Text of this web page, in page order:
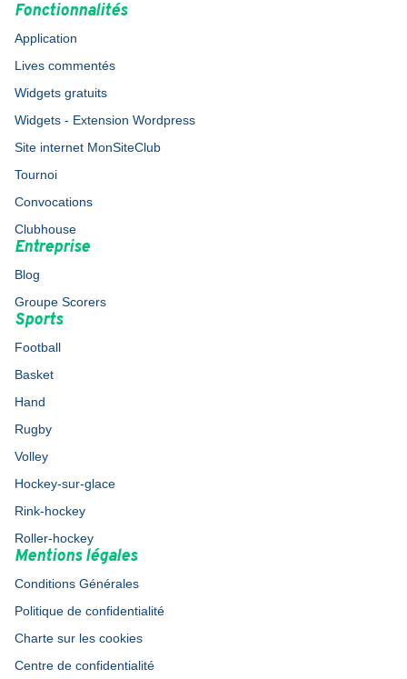
Fonctionnalités
Application
Lives commentés
Widgets gratuits
Widgets - Extension Wordpress
Site internet MonSiteClub
Tournoi
Convocations
Clubhouse
Entreprise
Blog
Groupe Scorers
Sports
Football
Basket
Hand
Rugby
Volley
Hockey-sur-glace
Rink-hockey
Roller-hockey
Mentions légales
Conditions Générales
Politique de confidentialité
Charte sur les cookies
Centre de confidentialité